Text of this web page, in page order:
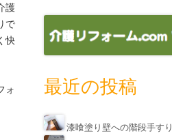
護
で
快
ォ
最近の投稿
漆喰塗り壁への階段手すり